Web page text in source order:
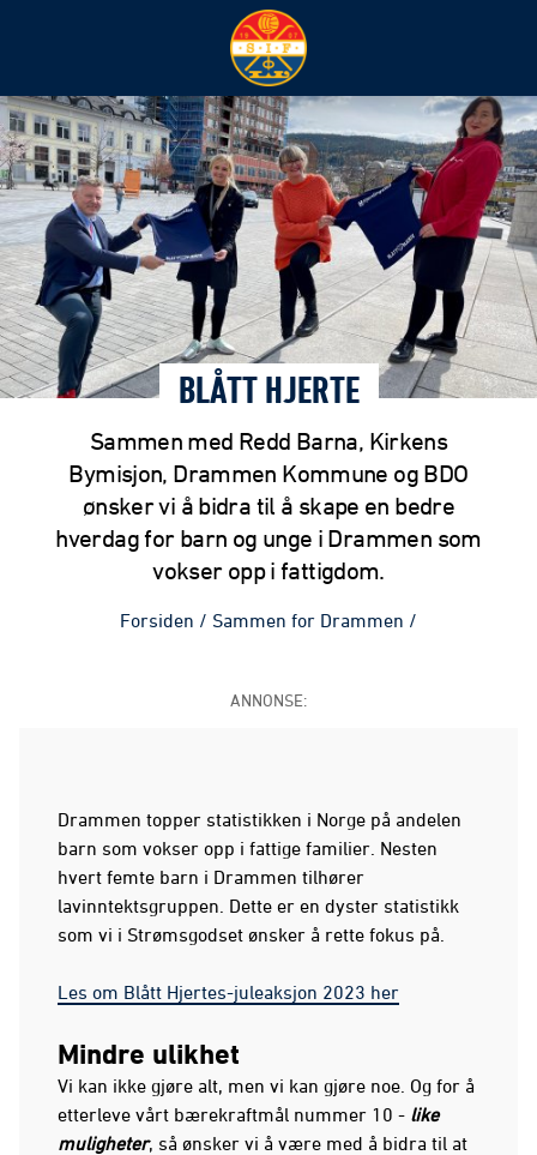
BLÅTT HJERTE
Sammen med Redd Barna, Kirkens
Bymisjon, Drammen Kommune og BDO
ønsker vi å bidra til å skape en bedre
hverdag for barn og unge i Drammen som
vokser opp i fattigdom.
Forsiden / Sammen for Drammen /
ANNONSE:
Drammen topper statistikken i Norge på andelen
barn som vokser opp i fattige familier. Nesten
hvert femte barn i Drammen tilhører
lavinntektsgruppen. Dette er en dyster statistikk
som vi i Strømsgodset ønsker å rette fokus på.
Les om Blått Hjertes-juleaksjon 2023 her
Mindre ulikhet
Vi kan ikke gjøre alt, men vi kan gjøre noe. Og for å
etterleve vårt bærekraftmål nummer 10 - like
muligheter, så ønsker vi å være med å bidra til at